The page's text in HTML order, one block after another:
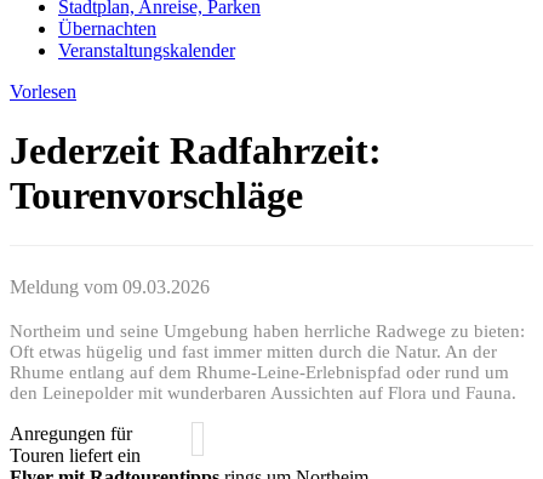
Stadtplan, Anreise, Parken
Übernachten
Veranstaltungskalender
Vorlesen
Jederzeit Radfahrzeit:
Tourenvorschläge
Meldung vom 09.03.2026
Northeim und seine Umgebung haben herrliche Radwege zu bieten:
Oft etwas hügelig und fast immer mitten durch die Natur. An der
Rhume entlang auf dem Rhume-Leine-Erlebnispfad oder rund um
den Leinepolder mit wunderbaren Aussichten auf Flora und Fauna.
Anregungen für
Touren liefert ein